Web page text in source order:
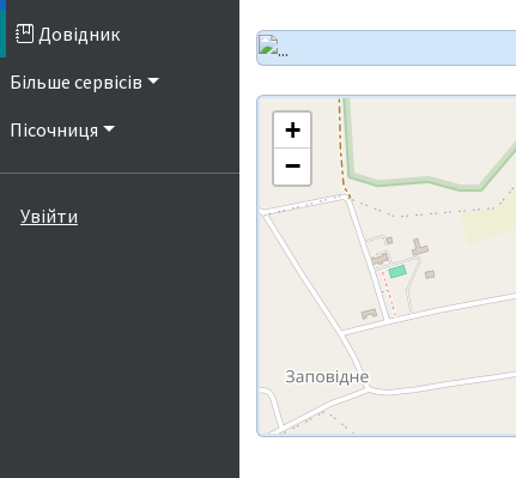
Довідник
Більше сервісів
Пісочниця
Увійти
+
−